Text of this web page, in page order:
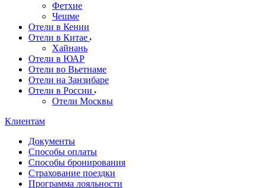
Фетхие
Чешме
Отели в Кении
Отели в Китае
Хайнань
Отели в ЮАР
Отели во Вьетнаме
Отели на Занзибаре
Отели в России
Отели Москвы
Клиентам
Документы
Способы оплаты
Способы бронирования
Страхование поездки
Программа лояльности